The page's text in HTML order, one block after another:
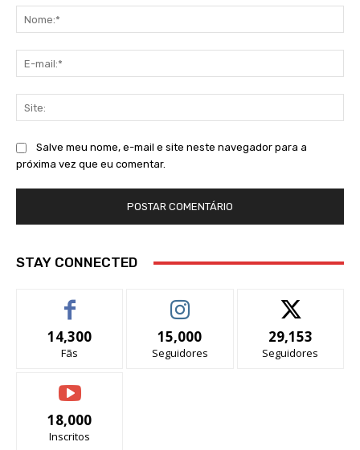
Salve meu nome, e-mail e site neste navegador para a
próxima vez que eu comentar.
STAY CONNECTED
14,300
Fãs
15,000
Seguidores
29,153
Seguidores
18,000
Inscritos